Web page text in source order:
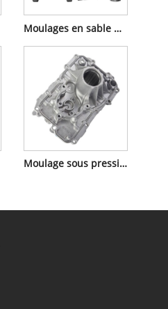
Moulages en sable métallique
Moulage sous pression